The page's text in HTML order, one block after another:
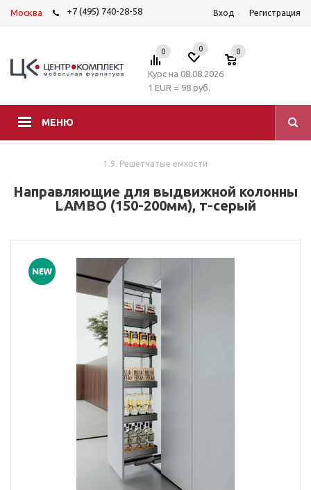
Москва +7 (495) 740-28-58 Вход Регистрация
МЕНЮ
0 0 0
Курс на 08.08.2026
1 EUR = 98 руб.
1.9. Решетчатые емкости
Направляющие для выдвижной колонны
LAMBO (150-200мм), т-серый